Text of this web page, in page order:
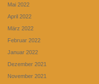
Mai 2022
April 2022
März 2022
Februar 2022
Januar 2022
Dezember 2021
November 2021